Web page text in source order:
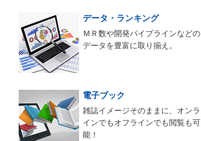
データ・ランキング
ＭＲ数や開発パイプラインなどの
データを豊富に取り揃え。
電子ブック
雑誌イメージそのままに、オンラ
インでもオフラインでも閲覧も可
能！